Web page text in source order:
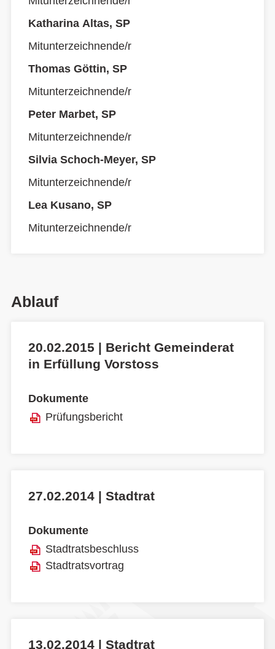
Katharina Altas, SP
Mitunterzeichnende/r
Thomas Göttin, SP
Mitunterzeichnende/r
Peter Marbet, SP
Mitunterzeichnende/r
Silvia Schoch-Meyer, SP
Mitunterzeichnende/r
Lea Kusano, SP
Mitunterzeichnende/r
Ablauf
20.02.2015 | Bericht Gemeinderat
in Erfüllung Vorstoss
Dokumente
Prüfungsbericht
27.02.2014 | Stadtrat
Dokumente
Stadtratsbeschluss
Stadtratsvortrag
13.02.2014 | Stadtrat